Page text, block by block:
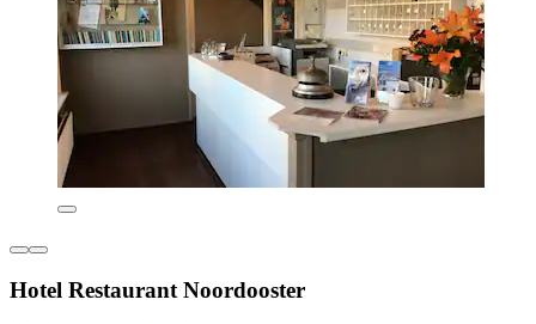
Hotel Restaurant Noordooster